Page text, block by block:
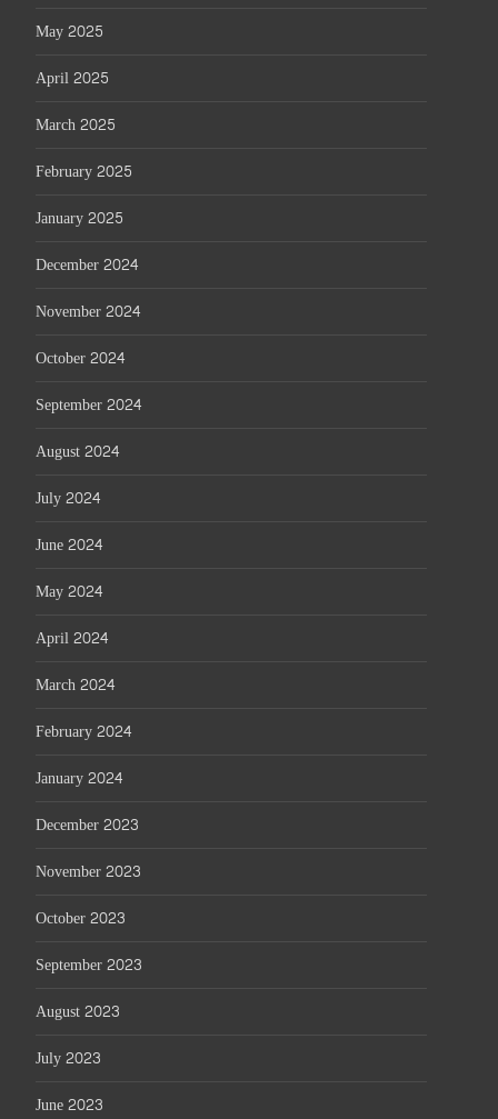
May 2025
April 2025
March 2025
February 2025
January 2025
December 2024
November 2024
October 2024
September 2024
August 2024
July 2024
June 2024
May 2024
April 2024
March 2024
February 2024
January 2024
December 2023
November 2023
October 2023
September 2023
August 2023
July 2023
June 2023